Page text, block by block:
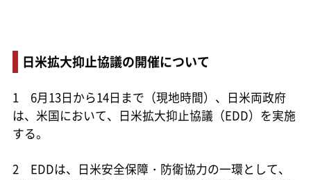
日米拡大抑止協議の開催について
1 6月13日から14日まで（現地時間）、日米両政府
は、米国において、日米拡大抑止協議（EDD）を実施
する。
2 EDDは、日米安全保障・防衛協力の一環として、